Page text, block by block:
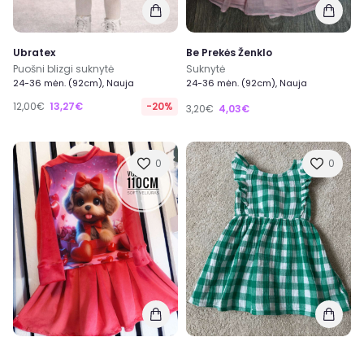
Ubratex
Puošni blizgi suknytė
24-36 mėn. (92cm), Nauja
12,00€ 13,27€ -20%
Be Prekės Ženklo
Suknytė
24-36 mėn. (92cm), Nauja
3,20€ 4,03€
0 0